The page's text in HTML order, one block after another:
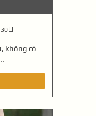
日
không có